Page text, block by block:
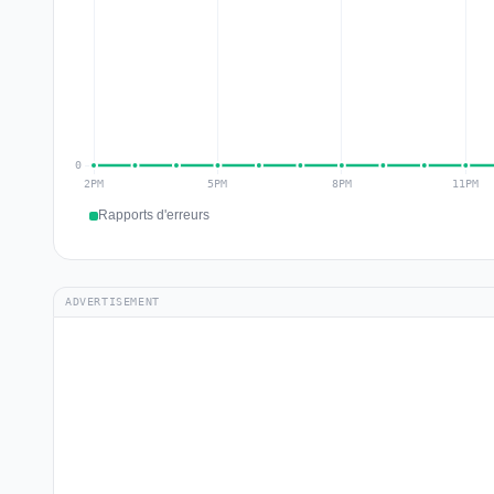
Rapports d'erreurs
ADVERTISEMENT